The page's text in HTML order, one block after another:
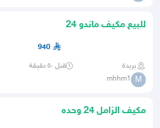
للبيع مكيف ماندو 24
940
بريدة قبل ٥٠ دقيقة
M
mhhm1
مكيف الزامل 24 وحده